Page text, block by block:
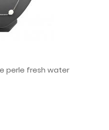
e perle fresh water